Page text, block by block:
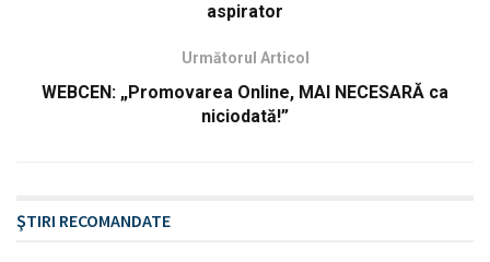
aspirator
Următorul Articol
WEBCEN: „Promovarea Online, MAI NECESARĂ ca
niciodată!”
ŞTIRI RECOMANDATE